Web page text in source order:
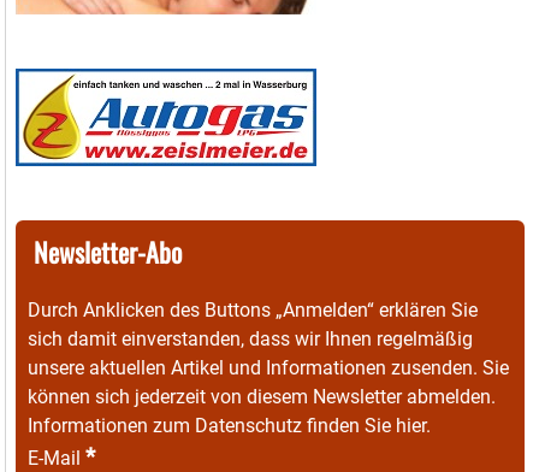
Newsletter-Abo
Durch Anklicken des Buttons „Anmelden“ erklären Sie
sich damit einverstanden, dass wir Ihnen regelmäßig
unsere aktuellen Artikel und Informationen zusenden. Sie
können sich jederzeit von diesem Newsletter abmelden.
Informationen zum Datenschutz finden Sie hier.
E-Mail *